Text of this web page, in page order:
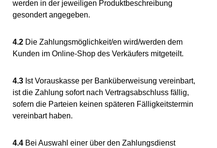
werden in der jeweiligen Produktbeschreibung
gesondert angegeben.
4.2 Die Zahlungsmöglichkeit/en wird/werden dem
Kunden im Online-Shop des Verkäufers mitgeteilt.
4.3 Ist Vorauskasse per Banküberweisung vereinbart,
ist die Zahlung sofort nach Vertragsabschluss fällig,
sofern die Parteien keinen späteren Fälligkeitstermin
vereinbart haben.
4.4 Bei Auswahl einer über den Zahlungsdienst